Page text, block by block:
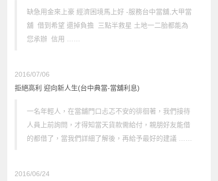
缺急用金來上豪 經濟困境馬上好 -服務台中當舖,大甲當
舖 借到希望 還掉負擔 三點半救星 土地一二胎都能為
您承辦 信用 ……
2016/07/06
拒絕高利 迎向新人生(台中典當-當舖利息)
一名年輕人，在當舖門口忐忑不安的徘徊著，我們接待
人員上前詢問，才得知當天貨款需給付，親朋好友能借
的都借了，當我們詳細了解後，再給予最好的建議 ……
2016/06/24